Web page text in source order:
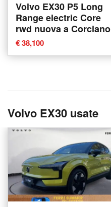
Volvo EX30 P5 Long
Range electric Core
rwd nuova a Corciano
€ 38,100
Volvo EX30 usate